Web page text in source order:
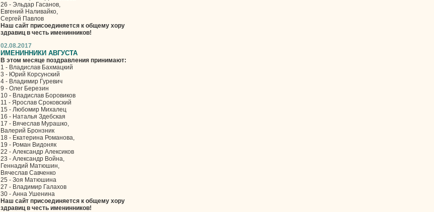
26 - Эльдар Гасанов,
Евгений Наливайко,
Сергей Павлов
Наш сайт присоединяется к общему хору
здравиц в честь именинников!
02.08.2017
ИМЕНИННИКИ АВГУСТА
В этом месяце поздравления принимают:
1 - Владислав Бахмацкий
3 - Юрий Корсунский
4 - Владимир Гуревич
9 - Олег Березин
10 - Владислав Боровиков
11 - Ярослав Сроковский
15 - Любомир Михалец
16 - Наталья Здебская
17 - Вячеслав Мурашко,
Валерий Бронзник
18 - Екатерина Романова,
19 - Роман Видоняк
22 - Александр Алексиков
23 - Александр Война,
Геннадий Матюшин,
Вячеслав Савченко
25 - Зоя Матюшина
27 - Владимир Галахов
30 - Анна Ушенина
Наш сайт присоединяется к общему хору
здравиц в честь именинников!